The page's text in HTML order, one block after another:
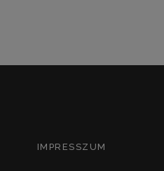
IMPRESSZUM